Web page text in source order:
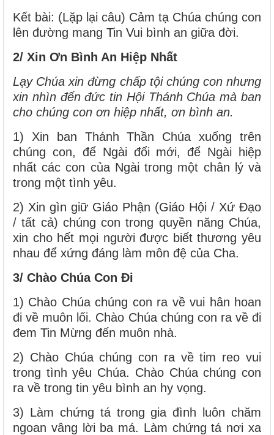
Kết bài: (Lặp lại câu) Cảm tạ Chúa chúng con
lên đường mang Tin Vui bình an giữa đời.
2/ Xin Ơn Bình An Hiệp Nhất
Lạy Chúa xin đừng chấp tội chúng con nhưng
xin nhìn đến đức tin Hội Thánh Chúa mà ban
cho chúng con ơn hiệp nhất, ơn bình an.
1) Xin ban Thánh Thần Chúa xuống trên
chúng con, để Ngài đổi mới, để Ngài hiệp
nhất các con của Ngài trong một chân lý và
trong một tình yêu.
2) Xin gìn giữ Giáo Phận (Giáo Hội / Xứ Đạo
/ tất cả) chúng con trong quyền năng Chúa,
xin cho hết mọi người được biết thương yêu
nhau để xứng đáng làm môn đệ của Cha.
3/ Chào Chúa Con Đi
1) Chào Chúa chúng con ra về vui hân hoan
đi về muôn lối. Chào Chúa chúng con ra về đi
đem Tin Mừng đến muôn nhà.
2) Chào Chúa chúng con ra về tim reo vui
trong tình yêu Chúa. Chào Chúa chúng con
ra về trong tin yêu bình an hy vọng.
3) Làm chứng tá trong gia đình luôn chăm
ngoan vâng lời ba má. Làm chứng tá nơi xa